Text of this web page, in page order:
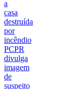
a
casa
destruída
por
incêndio
PCPR
divulga
imagem
de
suspeito